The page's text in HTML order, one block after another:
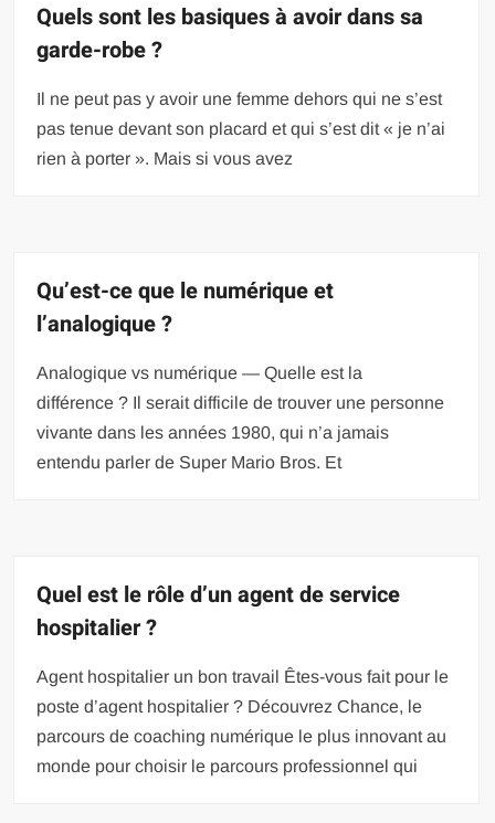
Quels sont les basiques à avoir dans sa
garde-robe ?
Il ne peut pas y avoir une femme dehors qui ne s’est
pas tenue devant son placard et qui s’est dit « je n’ai
rien à porter ». Mais si vous avez
Qu’est-ce que le numérique et
l’analogique ?
Analogique vs numérique — Quelle est la
différence ? Il serait difficile de trouver une personne
vivante dans les années 1980, qui n’a jamais
entendu parler de Super Mario Bros. Et
Quel est le rôle d’un agent de service
hospitalier ?
Agent hospitalier un bon travail Êtes-vous fait pour le
poste d’agent hospitalier ? Découvrez Chance, le
parcours de coaching numérique le plus innovant au
monde pour choisir le parcours professionnel qui